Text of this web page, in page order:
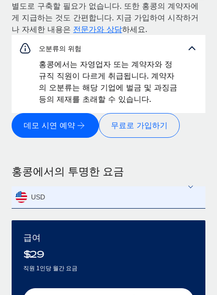
별도로 구축할 필요가 없습니다. 또한 홍콩의 계약자에
게 지급하는 것도 간편합니다. 지금 가입하여 시작하거
나 자세한 내용은 전문가와 상담하세요.
오분류의 위험
홍콩에서는 자영업자 또는 계약자와 정
규직 직원이 다르게 취급됩니다. 계약자
의 오분류는 해당 기업에 벌금 및 과징금
등의 제재를 초래할 수 있습니다.
데모 시연 예약 무료로 가입하기
홍콩에서의 투명한 요금
USD
급여
$29
직원 1인당 월간 요금